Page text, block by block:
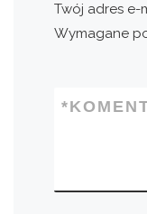
Twój adres e-
Wymagane
*